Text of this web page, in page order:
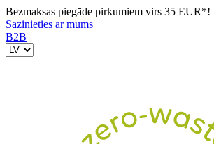
Bezmaksas piegāde pirkumiem virs 35 EUR*!
Sazinieties ar mums
B2B